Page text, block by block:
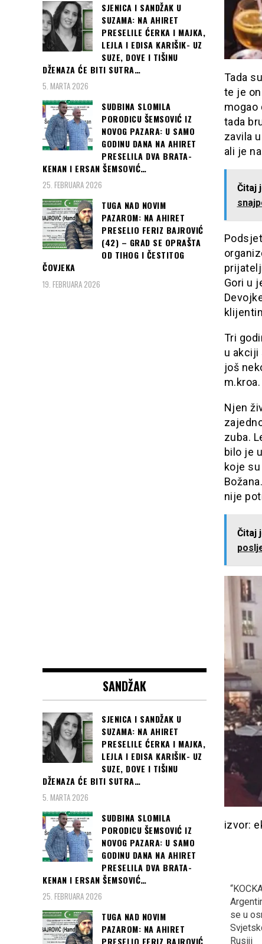
Tada
te je
mogao
tada
zavila
ali je
Čitaj
Gori u
Tri
u akciji
još
m.kroa.
Njen
zuba.
bilo je
koje
nije
Čitaj
izvor:
GUČI: Na otvaranju
sabora, rekao ono u šta
ni sam ne vjeruje, “U
Prizrenu će se opet…”
“dobila” zlatnu i srebrenu
medalju na EP u Berlinu…
se u
Rusiji
SJENICA I SANDŽAK U
SUZAMA: NA AHIRET
PRESELILE ĆERKA I MAJKA,
LEJLA I EDISA KARIŠIK- UZ
SUZE, DOVE I TIŠINU
DŽENAZA ĆE BITI SUTRA…
5. MARTA 2026
SUDBINA SLOMILA
PORODICU ŠEMSOVIĆ IZ
NOVOG PAZARA: U SAMO
GODINU DANA NA AHIRET
PRESELILA DVA BRATA-
KENAN I ERSAN ŠEMSOVIĆ…
25. FEBRUARA 2026
TUGA NAD NOVIM
PAZAROM: NA AHIRET
PRESELIO FERIZ BAJROVIĆ
(42) – GRAD SE OPRAŠTA
OD TIHOG I ČESTITOG
ČOVJEKA
19. FEBRUARA 2026
SANDŽAK
SJENICA I SANDŽAK U
SUZAMA: NA AHIRET
PRESELILE ĆERKA I MAJKA,
LEJLA I EDISA KARIŠIK- UZ
SUZE, DOVE I TIŠINU
DŽENAZA ĆE BITI SUTRA…
5. MARTA 2026
SUDBINA SLOMILA
PORODICU ŠEMSOVIĆ IZ
NOVOG PAZARA: U SAMO
GODINU DANA NA AHIRET
PRESELILA DVA BRATA-
KENAN I ERSAN ŠEMSOVIĆ…
25. FEBRUARA 2026
TUGA NAD NOVIM
PAZAROM: NA AHIRET